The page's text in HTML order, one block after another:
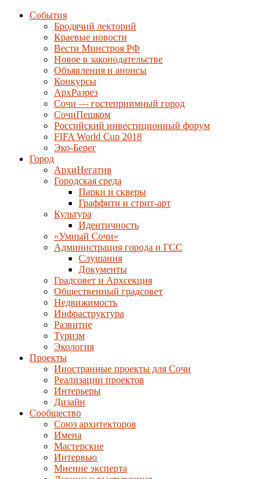
События
Бродячий лекторий
Краевые новости
Вести Минстроя РФ
Новое в законодательстве
Объявления и анонсы
Конкурсы
АрхРазрез
Сочи — гостеприимный город
СочиПешком
Российский инвестиционный форум
FIFA World Cup 2018
Эко-Берег
Город
АрхиНегатив
Городская среда
Парки и скверы
Граффити и стрит-арт
Культура
Идентичность
«Умный Сочи»
Администрация города и ГСС
Слушания
Документы
Градсовет и Архсекция
Общественный градсовет
Недвижимость
Инфраструктура
Развитие
Туризм
Экология
Проекты
Иностранные проекты для Сочи
Реализации проектов
Интерьеры
Дизайн
Сообщество
Союз архитекторов
Имена
Мастерские
Интервью
Мнение эксперта